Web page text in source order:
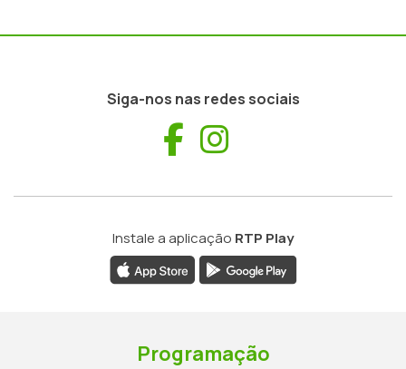
Siga-nos nas redes sociais
Facebook
Instale a aplicação RTP Play
Programação